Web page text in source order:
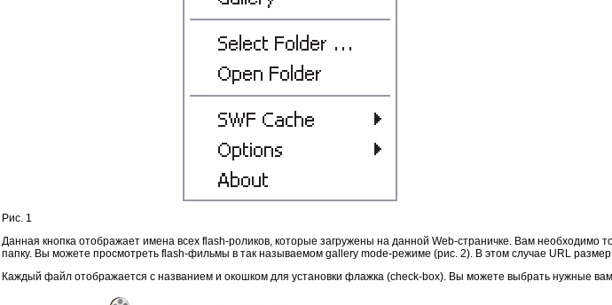
Рис. 1
Данная кнопка отображает имена всех flash-роликов, которые загружены на данной Web-страничке. Вам
папку. Вы можете просмотреть flash-фильмы в так называемом gallery mode-режиме (рис. 2). В этом случае URL
Каждый файл отображается с названием и окошком для установки флажка (check-box). Вы можете выбрать нужные